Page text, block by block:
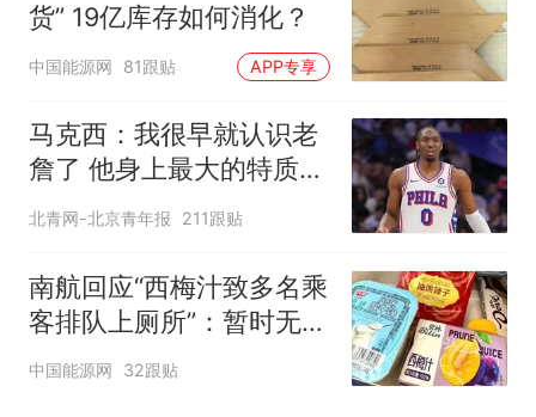
货” 19亿库存如何消化？
中国能源网 81跟贴 APP专享
马克西：我很早就认识老
詹了 他身上最大的特质就
是谦逊
北青网-北京青年报 211跟贴
南航回应“西梅汁致多名乘
客排队上厕所”：暂时无法
核查是否发放西梅汁
中国能源网 32跟贴